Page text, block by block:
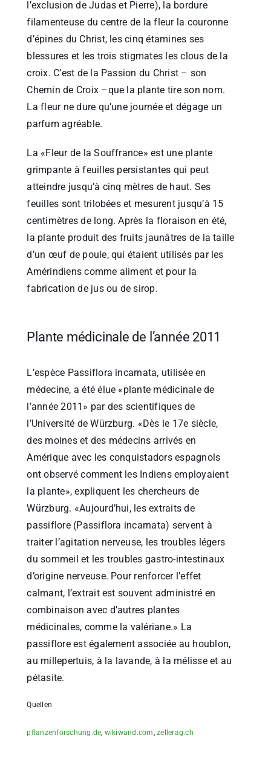
l’exclusion de Judas et Pierre), la bordure
filamenteuse du centre de la fleur la couronne
d’épines du Christ, les cinq étamines ses
blessures et les trois stigmates les clous de la
croix. C’est de la Passion du Christ – son
Chemin de Croix –que la plante tire son nom.
La fleur ne dure qu’une journée et dégage un
parfum agréable.
La «Fleur de la Souffrance» est une plante
grimpante à feuilles persistantes qui peut
atteindre jusqu’à cinq mètres de haut. Ses
feuilles sont trilobées et mesurent jusqu’à 15
centimètres de long. Après la floraison en été,
la plante produit des fruits jaunâtres de la taille
d’un œuf de poule, qui étaient utilisés par les
Amérindiens comme aliment et pour la
fabrication de jus ou de sirop.
Plante médicinale de l’année 2011
L’espèce Passiflora incarnata, utilisée en
médecine, a été élue «plante médicinale de
l’année 2011» par des scientifiques de
l’Université de Würzburg. «Dès le 17e siècle,
des moines et des médecins arrivés en
Amérique avec les conquistadors espagnols
ont observé comment les Indiens employaient
la plante», expliquent les chercheurs de
Würzburg. «Aujourd’hui, les extraits de
passiflore (Passiflora incarnata) servent à
traiter l’agitation nerveuse, les troubles légers
du sommeil et les troubles gastro-intestinaux
d’origine nerveuse. Pour renforcer l’effet
calmant, l’extrait est souvent administré en
combinaison avec d’autres plantes
médicinales, comme la valériane.» La
passiflore est également associée au houblon,
au millepertuis, à la lavande, à la mélisse et au
pétasite.
Quellen
pflanzenforschung.de, wikiwand.com,zellerag.ch